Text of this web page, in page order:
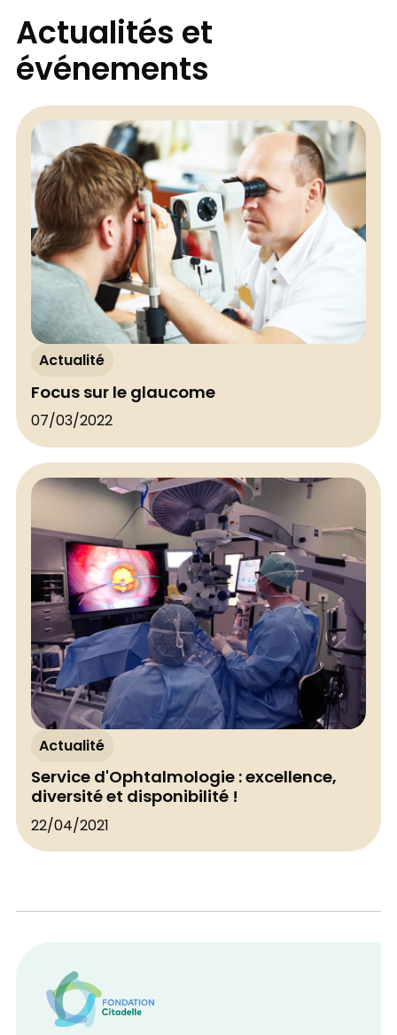
Actualités et
événements
Actualité
Focus sur le glaucome
07/03/2022
Actualité
Service d'Ophtalmologie : excellence,
diversité et disponibilité !
22/04/2021